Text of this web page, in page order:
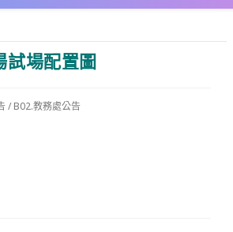
試場配置圖
/ B02.教務處公告